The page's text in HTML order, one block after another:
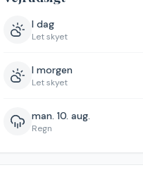
I dag
Let skyet
I morgen
Let skyet
man. 10. aug.
Regn